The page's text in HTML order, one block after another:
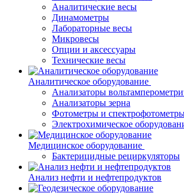
Аналитические весы
Динамометры
Лабораторные весы
Микровесы
Опции и аксессуары
Технические весы
Аналитическое оборудование
Анализаторы
Анализаторы зерна
Фотометры и
Электрохимическое
Медицинское оборудование
Бактерицидные рециркуляторы
Анализ нефти и нефтепродуктов